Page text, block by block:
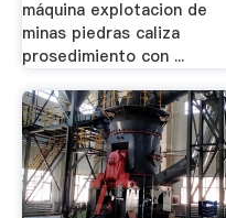
máquina explotacion de
minas piedras caliza
prosedimiento con ...